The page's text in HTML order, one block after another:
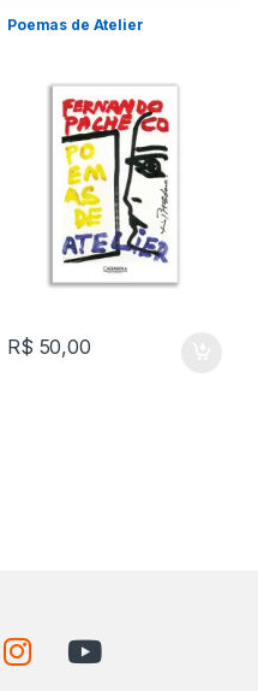
Poemas de Atelier
R$ 50,00